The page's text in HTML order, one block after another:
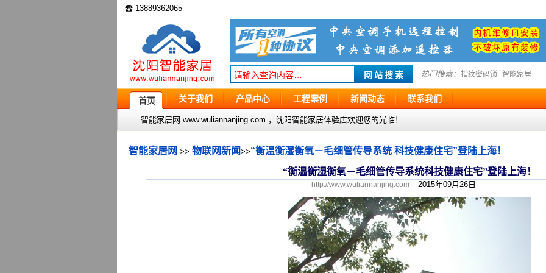
☎ 13889362065
热门搜索： 指纹密码锁 智能家居
首页 关于我们 产品中心 工程案例 新闻动态 联系我们
智能家居网 www.wuliannanjing.com ，沈阳智能家居体验店欢迎您的光临！
智能家居网 >>物联网新闻>>“衡温衡湿衡氧－毛细管传导系统 科技健康住宅”登陆上海！
“衡温衡湿衡氧－毛细管传导系统科技健康住宅”登陆上海！
http://www.wuliannanjing.com 2015年09月26日